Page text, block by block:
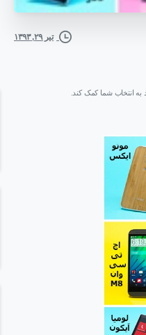
تیر ۲۹, ۱۳۹۳
انتخاب شما کمک کند.